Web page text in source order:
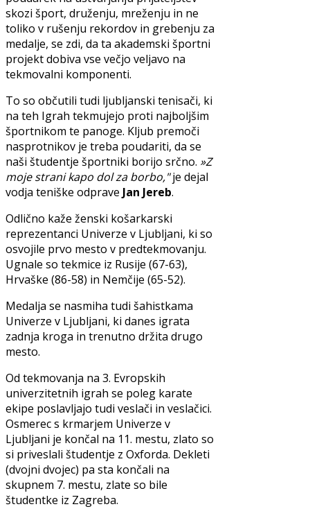
skozi šport, druženju, mreženju in ne
toliko v rušenju rekordov in grebenju za
medalje, se zdi, da ta akademski športni
projekt dobiva vse večjo veljavo na
tekmovalni komponenti.
To so občutili tudi ljubljanski tenisači, ki
na teh Igrah tekmujejo proti najboljšim
športnikom te panoge. Kljub premoči
nasprotnikov je treba poudariti, da se
naši študentje športniki borijo srčno. »Z
moje strani kapo dol za borbo,"je dejal
vodja teniške odprave Jan Jereb.
Odlično kaže ženski košarkarski
reprezentanci Univerze v Ljubljani, ki so
osvojile prvo mesto v predtekmovanju.
Ugnale so tekmice iz Rusije (67-63),
Hrvaške (86-58) in Nemčije (65-52).
Medalja se nasmiha tudi šahistkama
Univerze v Ljubljani, ki danes igrata
zadnja kroga in trenutno držita drugo
mesto.
Od tekmovanja na 3. Evropskih
univerzitetnih igrah se poleg karate
ekipe poslavljajo tudi veslači in veslačici.
Osmerec s krmarjem Univerze v
Ljubljani je končal na 11. mestu, zlato so
si priveslali študentje z Oxforda. Dekleti
(dvojni dvojec) pa sta končali na
skupnem 7. mestu, zlate so bile
študentke iz Zagreba.